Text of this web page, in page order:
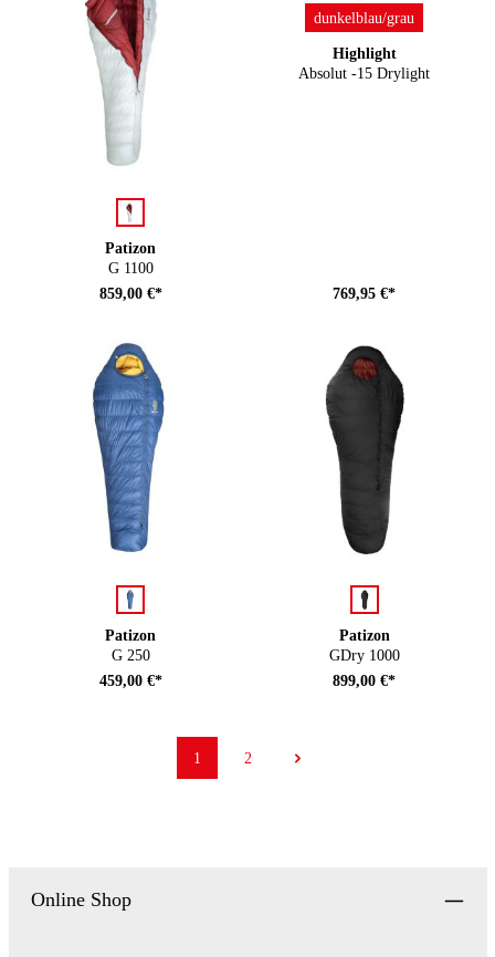
Patizon
G 1100
Farbe
859,00 €*
Highlight
Absolut -15 Drylight
Farbeauswählen
dunkelblau/grau
769,95 €*
Patizon
G 250
Farbe
459,00 €*
Patizon
GDry 1000
Farbe
899,00 €*
Seite
1
Seite
2
Online Shop